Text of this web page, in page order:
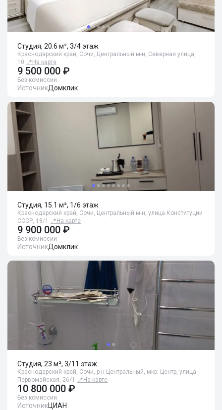
Студия, 20.6 м², 3/4 этаж
Краснодарский край, Сочи, Центральный м-н, Северная улица,
10 📍 На карте
9 500 000 ₽
Без комиссии
ИсточникДомклик
Студия, 15.1 м², 1/6 этаж
Краснодарский край, Сочи, Центральный м-н, улица Конституции
СССР, 18/1
📍 На карте
9 900 000 ₽
Без комиссии
ИсточникДомклик
Студия, 23 м², 3/11 этаж
Краснодарский край, Сочи, р-н Центральный, мкр. Центр, улица
Первомайская, 26/1
📍 На карте
10 800 000 ₽
Без комиссии
ИсточникЦИАН